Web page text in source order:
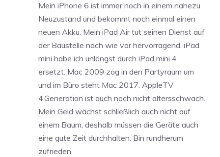
Mein iPhone 6 ist immer noch in einem nahezu
Neuzustand und bekommt noch einmal einen
neuen Akku. Mein iPad Air tut seinen Dienst auf
der Baustelle nach wie vor hervorragend. iPad
mini habe ich unlängst durch iPad mini 4
ersetzt. Mac 2009 zog in den Partyraum um
und im Büro steht Mac 2017. AppleTV
4.Generation ist auch noch nicht altersschwach.
Mein Geld wächst schließlich auch nicht auf
einem Baum, deshalb müssen die Geräte auch
eine gute Zeit durchhalten. Bin rundherum
zufrieden.